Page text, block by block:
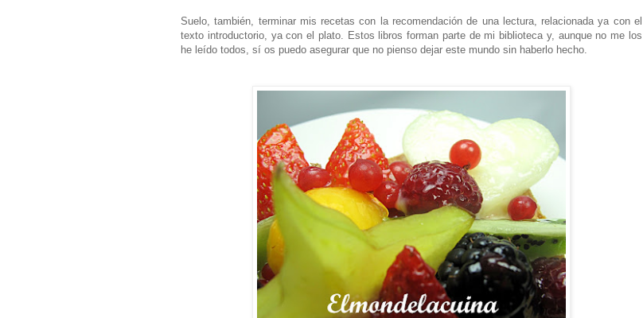
Suelo, también, terminar mis recetas con la recomendación de una lectura, relacionada ya con el
texto introductorio, ya con el plato. Estos libros forman parte de mi biblioteca y, aunque no me los
he leído todos, sí os puedo asegurar que no pienso dejar este mundo sin haberlo hecho.